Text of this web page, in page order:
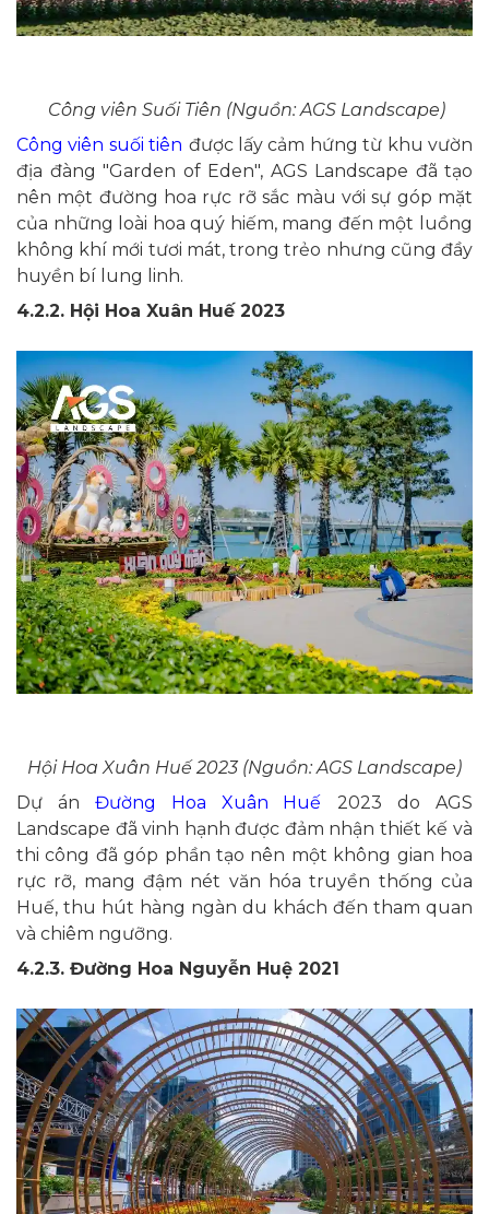
Công viên Suối Tiên (Nguồn: AGS Landscape)
Công viên suối tiên được lấy cảm hứng từ khu vườn
địa đàng "Garden of Eden", AGS Landscape đã tạo
nên một đường hoa rực rỡ sắc màu với sự góp mặt
của những loài hoa quý hiếm, mang đến một luồng
không khí mới tươi mát, trong trẻo nhưng cũng đầy
huyền bí lung linh.
4.2.2. Hội Hoa Xuân Huế 2023
Hội Hoa Xuân Huế 2023 (Nguồn: AGS Landscape)
Dự án Đường Hoa Xuân Huế
2023 do AGS
Landscape đã vinh hạnh được đảm nhận thiết kế và
thi công đã góp phần tạo nên một không gian hoa
rực rỡ, mang đậm nét văn hóa truyền thống của
Huế, thu hút hàng ngàn du khách đến tham quan
và chiêm ngưỡng.
4.2.3. Đường Hoa Nguyễn Huệ 2021